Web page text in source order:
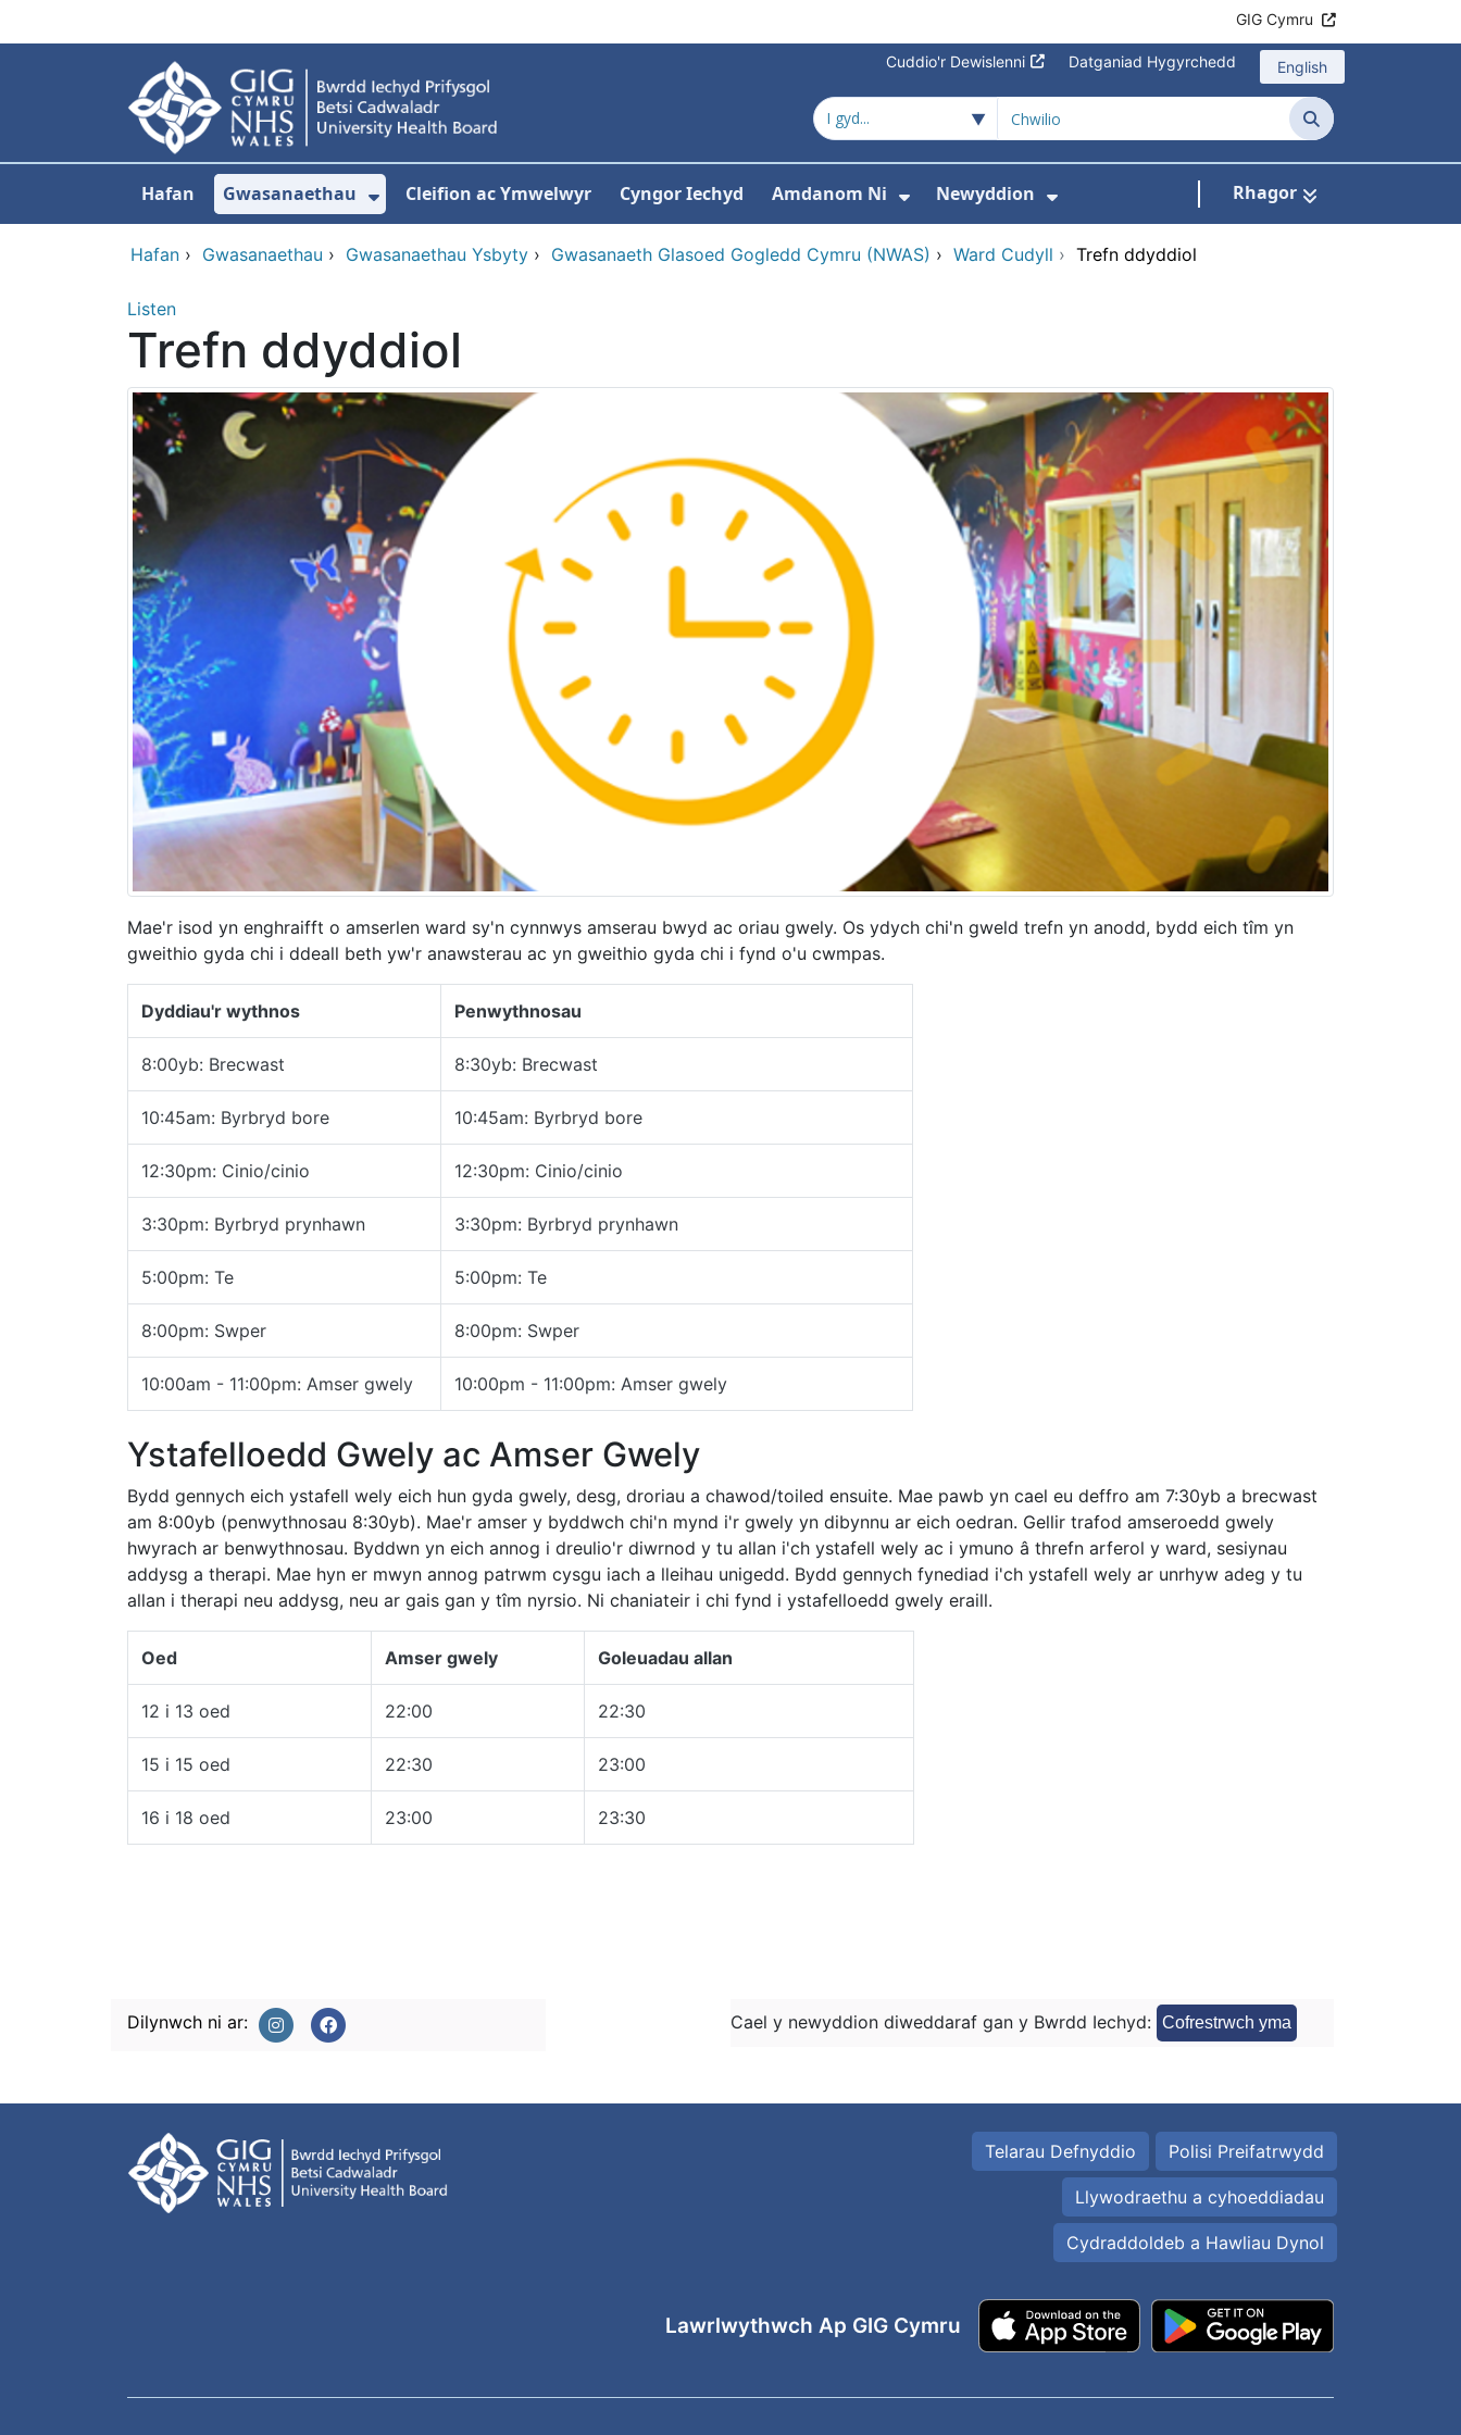
GIG Cymru
Cuddio'r Dewislenni Datganiad Hygyrchedd English
Chwilio
Hafan Gwasanaethau
Dangos isddewislen ar gyfer Gwasanaethau
Cleifion ac Ymwelwyr Cyngor Iechyd Amdanom Ni Newyddion Rhagor
Hafan › Gwasanaethau › Gwasanaethau Ysbyty › Gwasanaeth Glasoed Gogledd Cymru (NWAS) › Ward Cudyll › Trefn ddyddiol
Listen
Trefn ddyddiol
Mae'r isod yn enghraifft o amserlen ward sy'n cynnwys amserau bwyd ac oriau gwely. Os ydych chi'n gweld trefn yn anodd, bydd eich tîm yn
gweithio gyda chi i ddeall beth yw'r anawsterau ac yn gweithio gyda chi i fynd o'u cwmpas.
Dyddiau'r wythnos Penwythnosau
8:00yb: Brecwast 8:30yb: Brecwast
10:45am: Byrbryd bore 10:45am: Byrbryd bore
12:30pm: Cinio/cinio 12:30pm: Cinio/cinio
3:30pm: Byrbryd prynhawn 3:30pm: Byrbryd prynhawn
5:00pm: Te 5:00pm: Te
8:00pm: Swper 8:00pm: Swper
10:00am - 11:00pm: Amser gwely 10:00pm - 11:00pm: Amser gwely
Ystafelloedd Gwely ac Amser Gwely
Bydd gennych eich ystafell wely eich hun gyda gwely, desg, droriau a chawod/toiled ensuite. Mae pawb yn cael eu deffro am 7:30yb a brecwast
am 8:00yb (penwythnosau 8:30yb). Mae'r amser y byddwch chi'n mynd i'r gwely yn dibynnu ar eich oedran. Gellir trafod amseroedd gwely
hwyrach ar benwythnosau. Byddwn yn eich annog i dreulio'r diwrnod y tu allan i'ch ystafell wely ac i ymuno â threfn arferol y ward, sesiynau
addysg a therapi. Mae hyn er mwyn annog patrwm cysgu iach a lleihau unigedd. Bydd gennych fynediad i'ch ystafell wely ar unrhyw adeg y tu
allan i therapi neu addysg, neu ar gais gan y tîm nyrsio. Ni chaniateir i chi fynd i ystafelloedd gwely eraill.
Oed Amser gwely Goleuadau allan
12 i 13 oed 22:00 22:30
15 i 15 oed 22:30 23:00
16 i 18 oed 23:00 23:30
Dilynwch ni ar: Cael y newyddion diweddaraf gan y Bwrdd Iechyd: Cofrestrwch yma
Telarau Defnyddio Polisi Preifatrwydd
Llywodraethu a cyhoeddiadau
Cydraddoldeb a Hawliau Dynol
Lawrlwythwch Ap GIG Cymru